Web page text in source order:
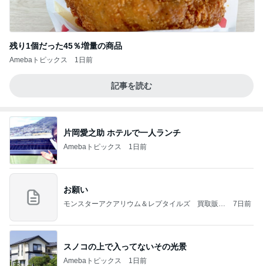
残り1個だった45％増量の商品
Amebaトピックス 1日前
記事を読む
片岡愛之助 ホテルで一人ランチ
Amebaトピックス 1日前
お願い
モンスターアクアリウム＆レプタイルズ 買取販売
7日前
スノコの上で入ってないその光景
Amebaトピックス 1日前